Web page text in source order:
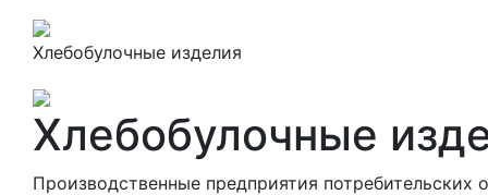
Хлебобулочные изделия
Хлебобулочные
Производственные предприятия потребительских